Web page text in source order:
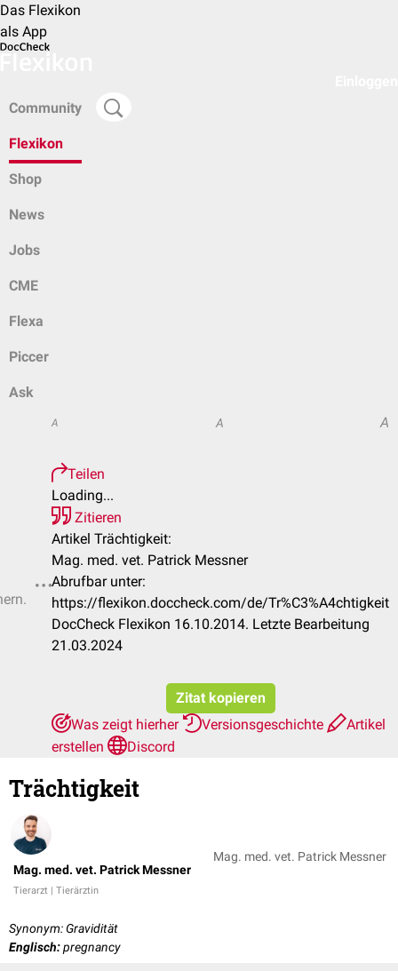
Das Flexikon
als App
Community
Flexikon
Shop
News
Jobs
CME
Flexa
Piccer
Ask
A A A
Teilen
Loading...
Zitieren
Artikel Trächtigkeit:
Mag. med. vet. Patrick Messner
Abrufbar unter:
https://flexikon.doccheck.com/de/Tr%C3%A4chtigkeit
DocCheck Flexikon 16.10.2014. Letzte Bearbeitung
21.03.2024
Zitat kopieren
Was zeigt hierher
Versionsgeschichte
Artikel
erstellen
Discord
Trächtigkeit
Mag. med. vet. Patrick Messner
Tierarzt | Tierärztin
Mag. med. vet. Patrick Messner
Synonym: Gravidität
Englisch:pregnancy